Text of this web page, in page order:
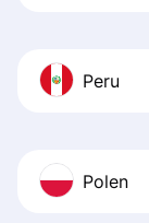
Peru
Polen